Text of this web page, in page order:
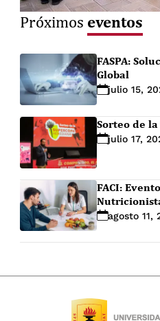
Próximos eventos
FASPA:
Global
julio 15,
Sorteo de
julio 17,
FACI:
agosto 11,